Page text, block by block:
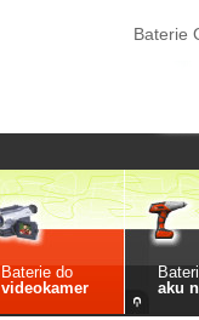
Baterie
Baterie do
videokamer
aku